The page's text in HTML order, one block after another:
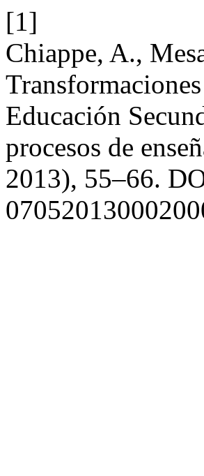
[1]
Chiappe, A.,
Educación
procesos de
2013), 55–66.